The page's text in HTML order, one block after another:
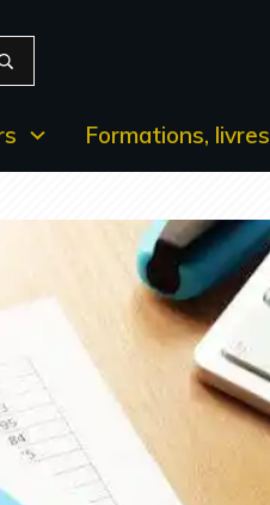
Formations, livres